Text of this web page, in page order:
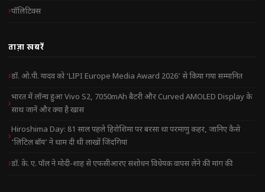
पॉलिटिक्स
ताज़ा खबरें
डॉ. ओ.पी. यादव को ‘LIPI Europe Media Award 2026’ से किया गया सम्मानित
भारत में लॉन्च हुआ Vivo S2, 7050mAh बैटरी और Curved AMOLED Display के
साथ जानें और क्या है खास
Hiroshima Day: 81 साल पहले हिरोशिमा पर बरसा था परमाणु कहर, जानिए कैसे
‘लिटिल बॉय’ ने थाम दी थी लाखों जिंदगियां
डॉ. के. ए. पॉल ने मोदी-शाह से एफसीआरए संशोधन विधेयक वापस लेने की मांग की